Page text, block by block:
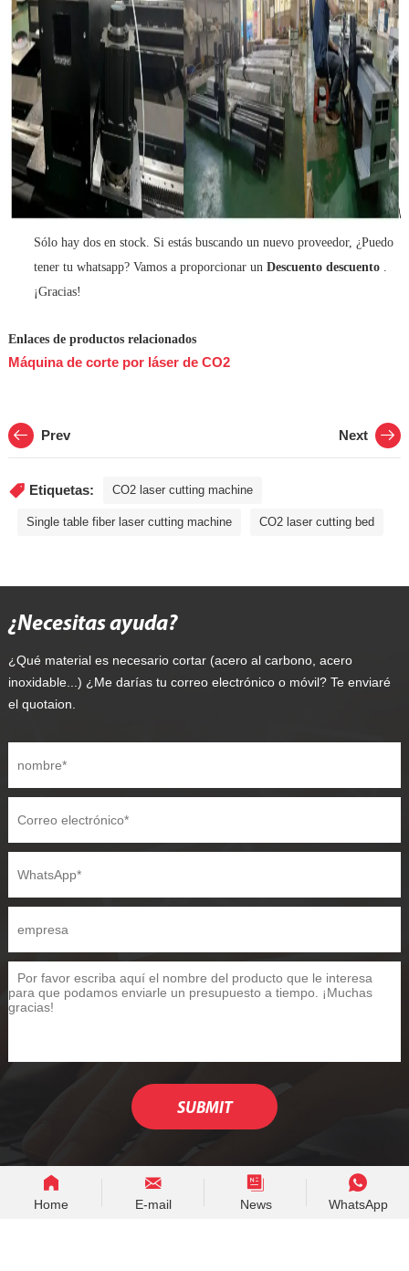
Sólo hay dos en stock. Si estás buscando un nuevo proveedor, ¿Puedo
tener tu whatsapp? Vamos a proporcionar un Descuento descuento .
¡Gracias!
Enlaces de productos relacionados
Máquina de corte por láser de CO2
Prev Next
Etiquetas: CO2 laser cutting machine
Single table fiber laser cutting machine CO2 laser cutting bed
¿Necesitas ayuda?
¿Qué material es necesario cortar (acero al carbono, acero
inoxidable...) ¿Me darías tu correo electrónico o móvil? Te enviaré
el quotaion.
Home E-mail News WhatsApp